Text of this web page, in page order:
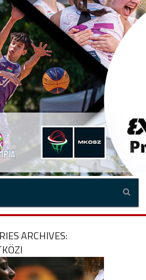
ARCHIVES: